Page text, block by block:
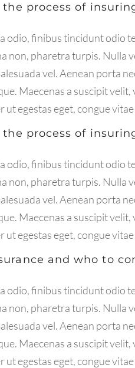
process of
odio, finibus tincidunt odio
non, pharetra turpis. Nulla
vel. Aenean porta
Maecenas a suscipit velit,
ut egestas eget, congue
process of
odio, finibus tincidunt odio
non, pharetra turpis. Nulla
vel. Aenean porta
Maecenas a suscipit velit,
ut egestas eget, congue
and who to
odio, finibus tincidunt odio
non, pharetra turpis. Nulla
vel. Aenean porta
Maecenas a suscipit velit,
ut egestas eget, congue